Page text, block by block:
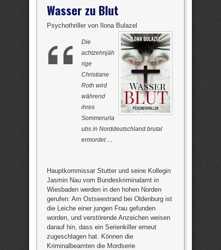
Wasser zu Blut
Psychothriller von Ilona Bulazel
Die
achtzehnjäh
rige
Christiane
Roth wird
während
ihres
Sommerurla
ubs in Norddeutschland brutal
ermordet …
Hauptkommissar Stutter und seine Kollegin
Jasmin Nau vom Bundeskriminalamt in
Wiesbaden werden in den hohen Norden
gerufen: Am Ostseestrand bei Oldenburg ist
die Leiche einer jungen Frau gefunden
worden, und verstörende Anzeichen weisen
darauf hin, dass ein Serienkiller erneut
zugeschlagen hat. Können die
Kriminalbeamten die Mordserie